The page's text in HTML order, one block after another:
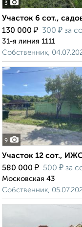
3
Участок 6 сот.,
130 000 ₽ 300 ₽ за
31-я линия 1111
Собственник,
9
Участок 12 сот.,
580 000 ₽ 500 ₽ за
Московская 43
Собственник,